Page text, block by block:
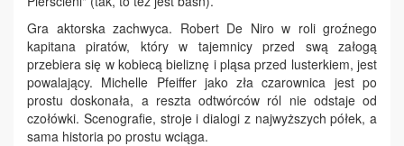
Gra aktorska zachwyca. Robert De Niro w roli groźnego
kapitana piratów, który w tajemnicy przed swą załogą
przebiera się w kobiecą bieliznę i pląsa przed lusterkiem, jest
powalający. Michelle Pfeiffer jako zła czarownica jest po
prostu doskonała, a reszta odtwórców ról nie odstaje od
czołówki. Scenografie, stroje i dialogi z najwyższych półek, a
sama historia po prostu wciąga.